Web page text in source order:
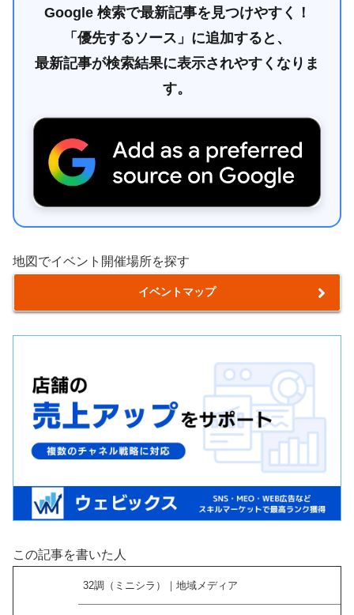
Google 検索で最新記事を見つけやすく！
「優先するソース」に追加すると、
最新記事が検索結果に表示されやすくなりま
す。
地図でイベント開催場所を探す
イベントマップ
この記事を書いた人
32調（ミニシラ）｜地域メディア